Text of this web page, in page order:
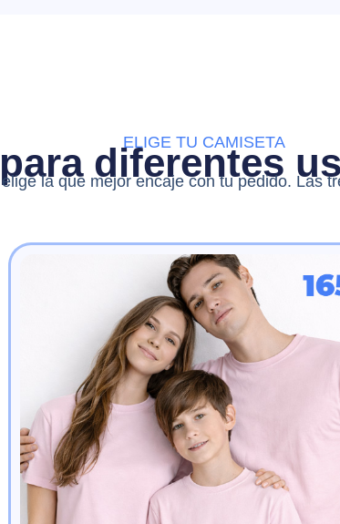
ELIGE TU CAMISETA
para diferentes
la que mejor encaje con tu pedido. Las